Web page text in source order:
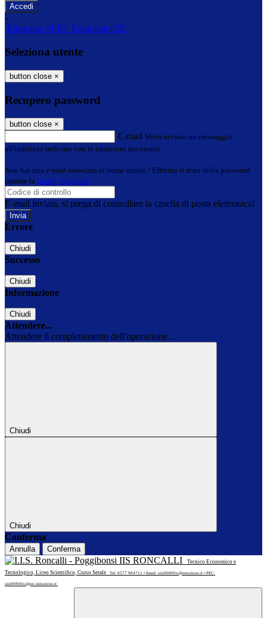
-
Entra con SPID Entra con CIE
Seleziona utente
button close ×
Recupero password
button close ×
E-mail Verrà inviato un messaggio
all'indirizzo indicato con le istruzioni necessarie.
Non hai una e-mail associata al nome utente? Effettua il reset della password
tramite la Login Spaggiari
E-mail inviata, si prega di controllare la casella di posta elettronica!
Errore
Chiudi
Successo
Chiudi
Informazione
Chiudi
Attendere...
Attendere il completamento dell'operazione...
Chiudi
Chiudi
Conferma
Annulla Conferma
IIS RONCALLI
Tecnico Economico e
Tecnologico, Liceo Scientifico, Corso Serale
Tel: 0577 984711 • Email: siis00800x@istruzione.it • PEC:
siis00800x@pec.istruzione.it